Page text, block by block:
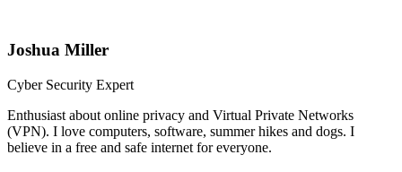
Joshua Miller
Cyber Security Expert
Enthusiast about online privacy and Virtual Private Networks
(VPN). I love computers, software, summer hikes and dogs. I
believe in a free and safe internet for everyone.